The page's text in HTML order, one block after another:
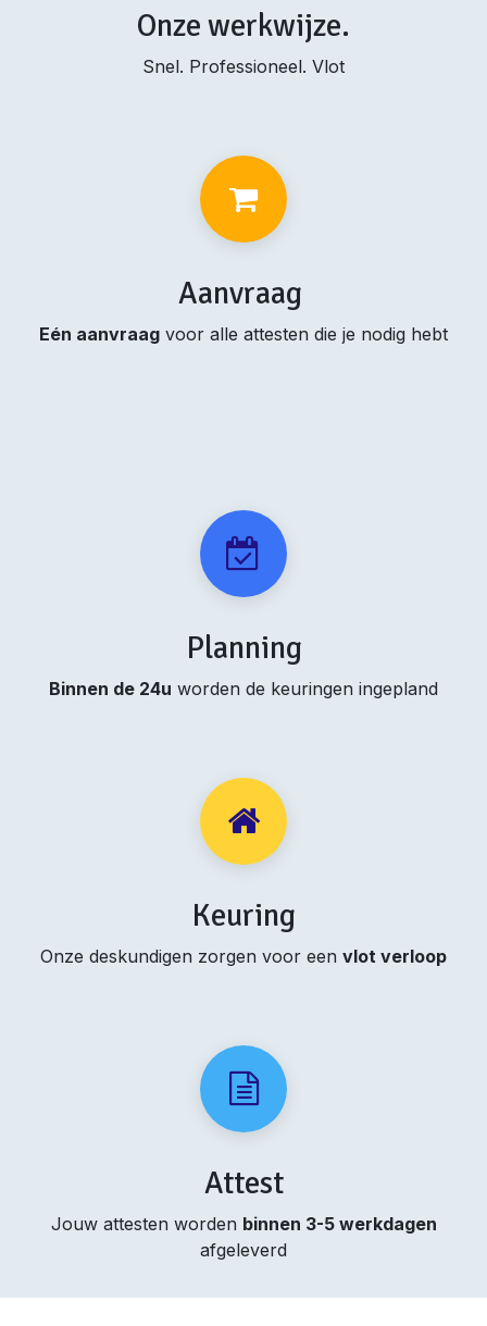
Onze werkwijze.
Snel. Professioneel. Vlot
Aanvraag
Eén aanvraag voor alle attesten die je nodig hebt
Planning
Binnen de 24u worden de keuringen ingepland
Keuring
Onze deskundigen zorgen voor een vlot verloop
Attest
Jouw attesten worden binnen 3-5 werkdagen
afgeleverd